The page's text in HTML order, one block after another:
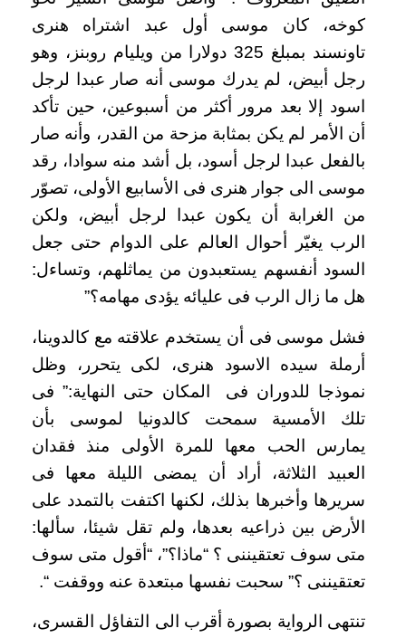
كوخه، كان موسى أول عبد اشتراه هنرى
تاونسند بمبلغ 325 دولارا من ويليام روبنز، وهو
رجل أبيض، لم يدرك موسى أنه صار عبدا لرجل
اسود إلا بعد مرور أكثر من أسبوعين، حين تأكد
أن الأمر لم يكن بمثابة مزحة من القدر، وأنه صار
بالفعل عبدا لرجل أسود، بل أشد منه سوادا، رقد
موسى الى جوار هنرى فى الأسابيع الأولى، تصوّر
من الغرابة أن يكون عبدا لرجل أبيض، ولكن
الرب يغيّر أحوال العالم على الدوام حتى جعل
السود أنفسهم يستعبدون من يماثلهم، وتساءل:
هل ما زال الرب فى عليائه يؤدى مهامه؟”
فشل موسى فى أن يستخدم علاقته مع كالدوينا،
أرملة سيده الاسود هنرى، لكى يتحرر، وظل
نموذجا للدوران فى المكان حتى النهاية:” فى
تلك الأمسية سمحت كالدونيا لموسى بأن
يمارس الحب معها للمرة الأولى منذ فقدان
العبيد الثلاثة، أراد أن يمضى الليلة معها فى
سريرها وأخبرها بذلك، لكنها اكتفت بالتمدد على
الأرض بين ذراعيه بعدها، ولم تقل شيئا، سألها:
متى سوف تعتقيننى ؟ “ماذا؟”، “أقول متى سوف
تعتقيننى ؟” سحبت نفسها مبتعدة عنه ووقفت “.
تنتهى الرواية بصورة أقرب الى التفاؤل القسرى،